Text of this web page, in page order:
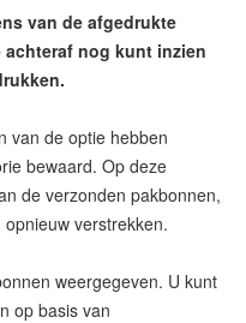
van de afgedrukte
nog kunt inzien
van de optie hebben
bewaard. Op deze
de verzonden pakbonnen,
verstrekken.
weergegeven. U kunt
op basis van